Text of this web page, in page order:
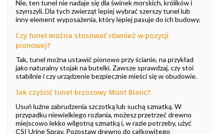
Nie, ten tunel nie nadaje się dla świnek morskich, królików i
szynszyli. Dla tych zwierząt lepiej wybrać szerszy tunel lub
inny element wyposażenia, który lepiej pasuje do ich budowy.
Czy tunel można stosować również w pozycji
pionowej?
Tak, tunel można ustawić pionowo przy ścianie, na przykład
jako naturalny stojak na butelki. Zawsze sprawdzaj, czy stoi
stabilnie i czy urządzenie bezpiecznie mieści się w obudowie.
Jak czyścić tunel brzozowy Mont Blanc?
Usuń luźne zabrudzenia szczotką lub suchą szmatką. W
przypadku niewielkiego rozlania, możesz przetrzeć drewno
miejscowo lekko wilgotną szmatką i, w razie potrzeby, użyć
CSI Urine Spray. Pozostaw drewno do całkowitego